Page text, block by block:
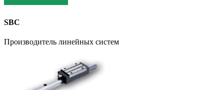
SBC
Производитель линейных систем